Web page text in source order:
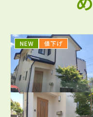
NEW 値下げ